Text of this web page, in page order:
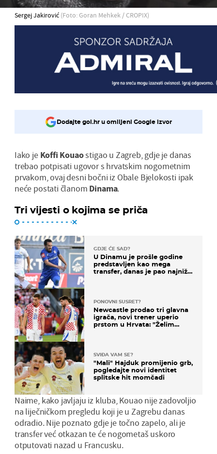
Sergej Jakirović (Foto: Goran Mehkek / CROPIX)
Dodajte gol.hr u omiljeni Google izvor
Iako je Koffi Kouaostigao u Zagreb, gdje je danas
trebao potpisati ugovor s hrvatskim nogometnim
prvakom, ovaj desni bočni iz Obale Bjelokosti ipak
neće postati članom Dinama.
Tri vijesti o kojima se priča
GDJE ĆE SAD?
U Dinamu je prošle godine
predstavljen kao mega
transfer, danas je pao najniže
PONOVNI SUSRET?
Newcastle prodao tri glavna
igrača, novi trener uperio
prstom u Hrvata: "Želim
SVIĐA VAM SE?
"Mali" Hajduk promijenio grb,
pogledajte novi identitet
splitske hit momčadi
Naime, kako javljaju iz kluba, Kouao nije zadovoljio
na liječničkom pregledu koji je u Zagrebu danas
odradio. Nije poznato gdje je točno zapelo, ali je
transfer već otkazan te će nogometaš uskoro
otputovati nazad u Francusku.